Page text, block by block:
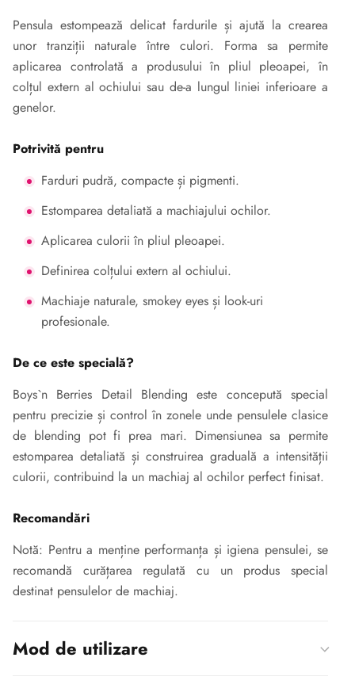
Pensula estompează delicat fardurile și ajută la crearea
unor tranziții naturale între culori. Forma sa permite
aplicarea controlată a produsului în pliul pleoapei, în
colțul extern al ochiului sau de-a lungul liniei inferioare a
genelor.
Potrivită pentru
Farduri pudră, compacte și pigmenti.
Estomparea detaliată a machiajului ochilor.
Aplicarea culorii în pliul pleoapei.
Definirea colțului extern al ochiului.
Machiaje naturale, smokey eyes și look-uri
profesionale.
De ce este specială?
Boys`n Berries Detail Blending este concepută special
pentru precizie și control în zonele unde pensulele clasice
de blending pot fi prea mari. Dimensiunea sa permite
estomparea detaliată și construirea graduală a intensității
culorii, contribuind la un machiaj al ochilor perfect finisat.
Recomandări
Notă: Pentru a menține performanța și igiena pensulei, se
recomandă curățarea regulată cu un produs special
destinat pensulelor de machiaj.
Mod de utilizare